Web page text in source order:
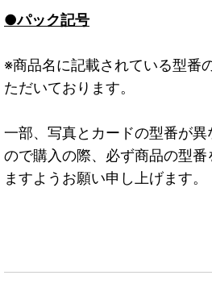
●パック記号
※商品名に記載されている型番
ただいております。
一部、写真とカードの型番が
ので購入の際、必ず商品の型番
ますようお願い申し上げます。